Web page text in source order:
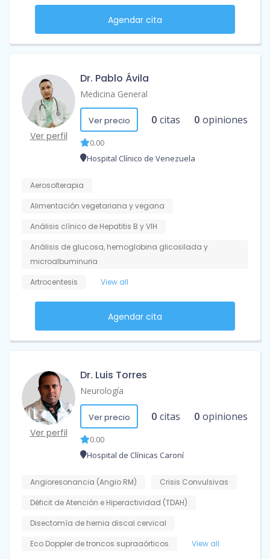
Agendar cita
Ver perfil
Dr. Pablo Ávila
Medicina General
Ver precio 0 citas 0 opiniones
0.00
Hospital Clínico de Venezuela
Aerosolterapia
Alimentación vegetariana y vegana
Análisis clínico de Hepatitis B y VIH
Análisis de glucosa, hemoglobina glicosilada y
microalbuminuria
Artrocentesis
View all
Agendar cita
Ver perfil
Dr. Luis Torres
Neurología
Ver precio 0 citas 0 opiniones
0.00
Hospital de Clínicas Caroní
Angioresonancia (Angio RM)
Crisis Convulsivas
Déficit de Atención e Hiperactividad (TDAH)
Disectomía de hernia discal cervical
Eco Doppler de troncos supraaórticos
View all